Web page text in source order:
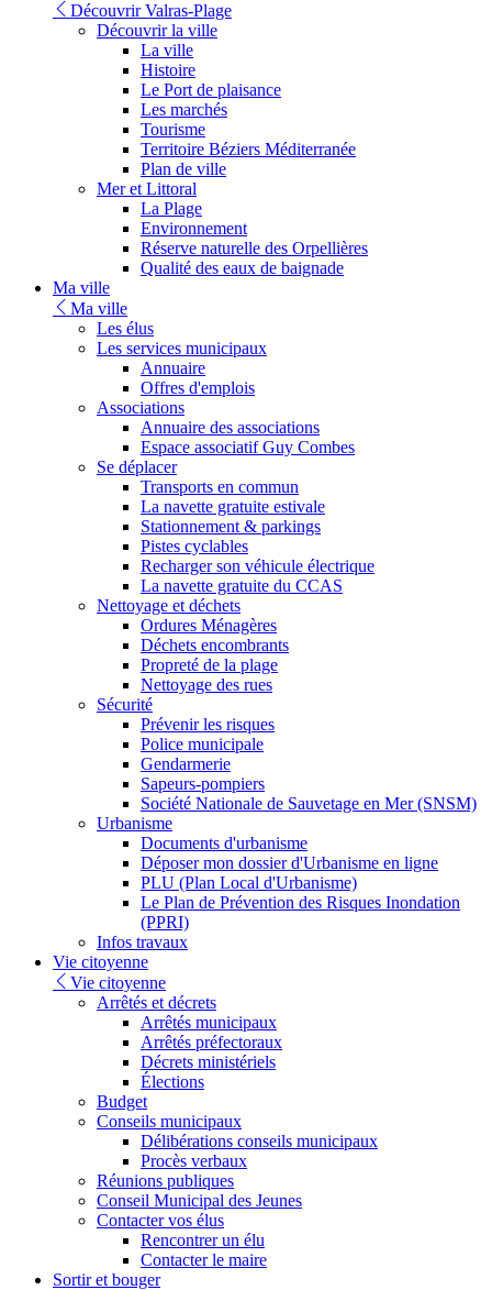
Découvrir Valras-Plage
Découvrir la ville
La ville
Histoire
Le Port de plaisance
Les marchés
Tourisme
Territoire Béziers Méditerranée
Plan de ville
Mer et Littoral
La Plage
Environnement
Réserve naturelle des Orpellières
Qualité des eaux de baignade
Ma ville
Ma ville
Les élus
Les services municipaux
Annuaire
Offres d'emplois
Associations
Annuaire des associations
Espace associatif Guy Combes
Se déplacer
Transports en commun
La navette gratuite estivale
Stationnement & parkings
Pistes cyclables
Recharger son véhicule électrique
La navette gratuite du CCAS
Nettoyage et déchets
Ordures Ménagères
Déchets encombrants
Propreté de la plage
Nettoyage des rues
Sécurité
Prévenir les risques
Police municipale
Gendarmerie
Sapeurs-pompiers
Société Nationale de Sauvetage en Mer (SNSM)
Urbanisme
Documents d'urbanisme
Déposer mon dossier d'Urbanisme en ligne
PLU (Plan Local d'Urbanisme)
Le Plan de Prévention des Risques Inondation
(PPRI)
Infos travaux
Vie citoyenne
Vie citoyenne
Arrêtés et décrets
Arrêtés municipaux
Arrêtés préfectoraux
Décrets ministériels
Élections
Budget
Conseils municipaux
Délibérations conseils municipaux
Procès verbaux
Réunions publiques
Conseil Municipal des Jeunes
Contacter vos élus
Rencontrer un élu
Contacter le maire
Sortir et bouger